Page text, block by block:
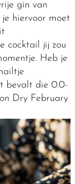
gin van
je hiervoor moet
cocktail jij zou
Heb je
bevalt die 0.0-
Dry February